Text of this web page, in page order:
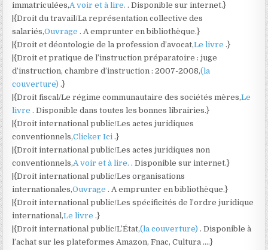
immatriculées,A voir et à lire.. Disponible sur internet.}
|{Droit du travail/La représentation collective des
salariés,Ouvrage. A emprunter en bibliothèque.}
|{Droit et déontologie de la profession d’avocat,Le livre.}
|{Droit et pratique de l’instruction préparatoire : juge
d’instruction, chambre d’instruction : 2007-2008,(la
couverture).}
|{Droit fiscal/Le régime communautaire des sociétés mères,Le
livre. Disponible dans toutes les bonnes librairies.}
|{Droit international public/Les actes juridiques
conventionnels,Clicker Ici.}
|{Droit international public/Les actes juridiques non
conventionnels,A voir et à lire.. Disponible sur internet.}
|{Droit international public/Les organisations
internationales,Ouvrage. A emprunter en bibliothèque.}
|{Droit international public/Les spécificités de l’ordre juridique
international,Le livre.}
|{Droit international public/L’État,(la couverture). Disponible à
l’achat sur les plateformes Amazon, Fnac, Cultura ….}